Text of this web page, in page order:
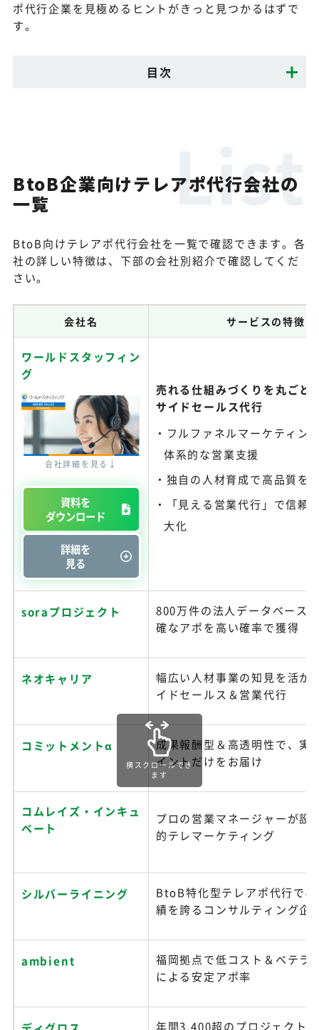
ポ代行企業を見極めるヒントがきっと見つかるはずで
す。
目次
BtoB企業向けテレアポ代行会社の
一覧
BtoB向けテレアポ代行会社を一覧で確認できます。各
社の詳しい特徴は、下部の会社別紹介で確認してくだ
さい。
会社名 サービスの特徴
ワールドスタッフィン
グ
会社詳細を見る↓
資料を
ダウンロード
詳細を
見る
売れる仕組みづくりを丸ごと
サイドセールス代行
フルファネルマーケティン
体系的な営業支援
独自の人材育成で高品質を
「見える営業代行」で信頼
大化
soraプロジェクト
800万件の法人データベース
確なアポを高い確率で獲得
ネオキャリア
幅広い人材事業の知見を活か
イドセールス＆営業代行
コミットメントα
成果報酬型＆高透明性で、実
イントだけをお届け
コムレイズ・インキュ
ベート
プロの営業マネージャーが設
的テレマーケティング
シルバーライニング
BtoB特化型テレアポ代行で
績を誇るコンサルティング企
ambient
福岡拠点で低コスト＆ベテラ
による安定アポ率
年間3,400超のプロジェクト
横スクロールでき
ます